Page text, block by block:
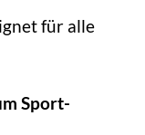
für alle
Sport-